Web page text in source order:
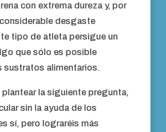
con extrema dureza y, por
desgaste
tipo de atleta persigue un
que sólo es posible
sustratos alimentarios.
la siguiente pregunta,
sin la ayuda de los
sí, pero lograréis más